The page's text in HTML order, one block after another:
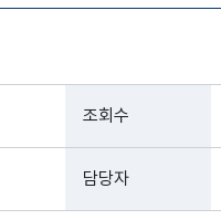
조회수
담당자